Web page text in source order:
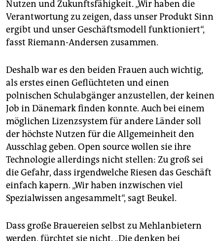
Nutzen und Zukunftsfähigkeit. „Wir haben die
Verantwortung zu zeigen, dass unser Produkt Sinn
ergibt und unser Geschäftsmodell funktioniert“,
fasst Riemann-Andersen zusammen.
Deshalb war es den beiden Frauen auch wichtig,
als erstes einen Geflüchteten und einen
polnischen Schulabgänger anzustellen, der keinen
Job in Dänemark finden konnte. Auch bei einem
möglichen Lizenzsystem für andere Länder soll
der höchste Nutzen für die Allgemeinheit den
Ausschlag geben. Open source wollen sie ihre
Technologie allerdings nicht stellen: Zu groß sei
die Gefahr, dass irgendwelche Riesen das Geschäft
einfach kapern. „Wir haben inzwischen viel
Spezialwissen angesammelt“, sagt Beukel.
Dass große Brauereien selbst zu Mehlanbietern
werden, fürchtet sie nicht. „Die denken bei